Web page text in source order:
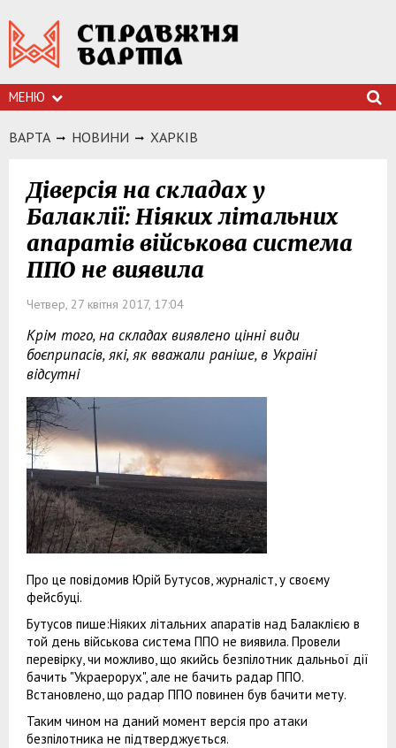
МЕНЮ
ВАРТА НОВИНИ ХАРКIВ
Діверсія на складах у
Балаклії: Ніяких літальних
апаратів військова система
ППО не виявила
Четвер, 27 квітня 2017, 17:04
Крім того, на складах виявлено цінні види
боєприпасів, які, як вважали раніше, в Україні
відсутні
Про це повідомив Юрій Бутусов, журналіст, у своєму
фейсбуці.
Бутусов пише:Ніяких літальних апаратів над Балаклією в
той день військова система ППО не виявила. Провели
перевірку, чи можливо, що якийсь безпілотник дальньої дії
бачить "Украерорух", але не бачить радар ППО.
Встановлено, що радар ППО повинен був бачити мету.
Таким чином на даний момент версія про атаки
безпілотника не підтверджується.